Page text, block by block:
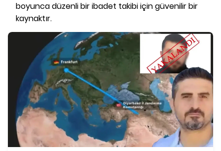
boyunca düzenli bir ibadet takibi için güvenilir bir
kaynaktır.